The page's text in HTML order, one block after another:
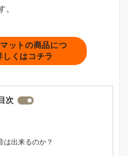
。
ットの商品につ
しくはコチラ
目次
は出来るのか？